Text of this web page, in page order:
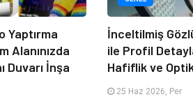
Yaptırma
Alanınızda
Duvarı İnşa
İnceltilmiş
ile Profil
Hafiflik ve
25 Haz 2026, Per